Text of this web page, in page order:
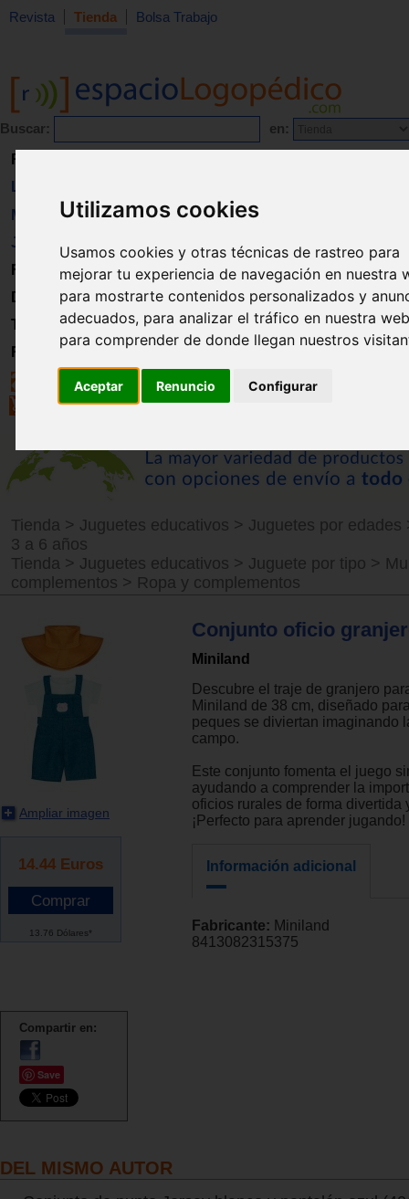
Utilizamos cookies
Usamos cookies y otras técnicas de rastreo para
mejorar tu experiencia de navegación en nuestra
para mostrarte contenidos personalizados y
adecuados, para analizar el tráfico en nuestra
para comprender de donde llegan nuestros
Aceptar Renuncio Configurar
Revista Tienda Bolsa Trabajo
Buscar: en:
Revista
Libros
Material
Juguetes
Formación
Directorio
Trabajo
Registro
Tienda > Juguetes educativos > Juguetes por edades
3 a 6 años
Tienda > Juguetes educativos > Juguete por tipo >
complementos > Ropa y complementos
Ampliar imagen
14.44 Euros
13.76 Dólares*
Compartir en:
Save
Conjunto oficio
Miniland
Descubre el traje de granjero
Miniland de 38 cm, diseñado
peques se diviertan imaginando
campo.
Este conjunto fomenta el juego
ayudando a comprender la
oficios rurales de forma divertida
¡Perfecto para aprender jugando!
Información adicional
Fabricante: Miniland
8413082315375
DEL MISMO AUTOR